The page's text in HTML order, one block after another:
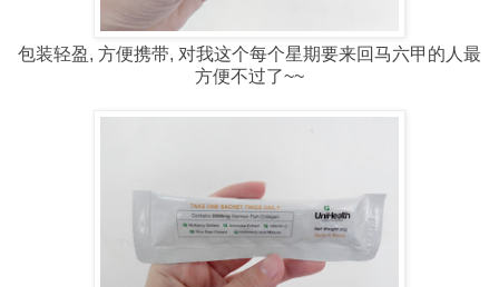
包装轻盈, 方便携带, 对我这个每个星期要来回马六甲的人最
方便不过了~~